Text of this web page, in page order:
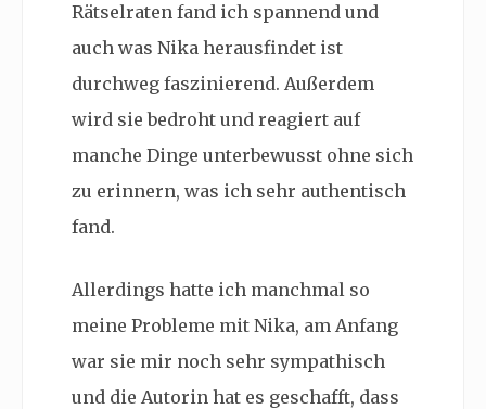
Rätselraten fand ich spannend und
auch was Nika herausfindet ist
durchweg faszinierend. Außerdem
wird sie bedroht und reagiert auf
manche Dinge unterbewusst ohne sich
zu erinnern, was ich sehr authentisch
fand.
Allerdings hatte ich manchmal so
meine Probleme mit Nika, am Anfang
war sie mir noch sehr sympathisch
und die Autorin hat es geschafft, dass